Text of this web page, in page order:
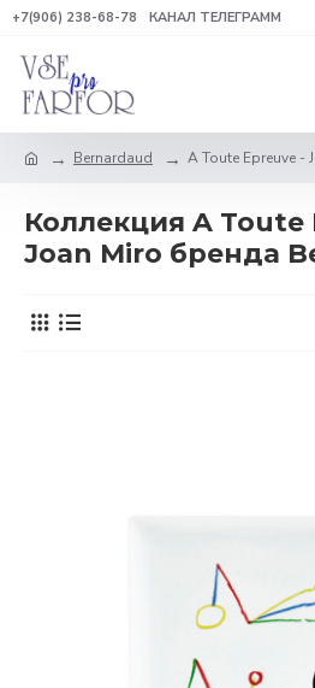
+7(906) 238-68-78 КАНАЛ ТЕЛЕГРАММ
Bernardaud A Toute Epreuve -
Коллекция A Toute
Joan Miro бренда